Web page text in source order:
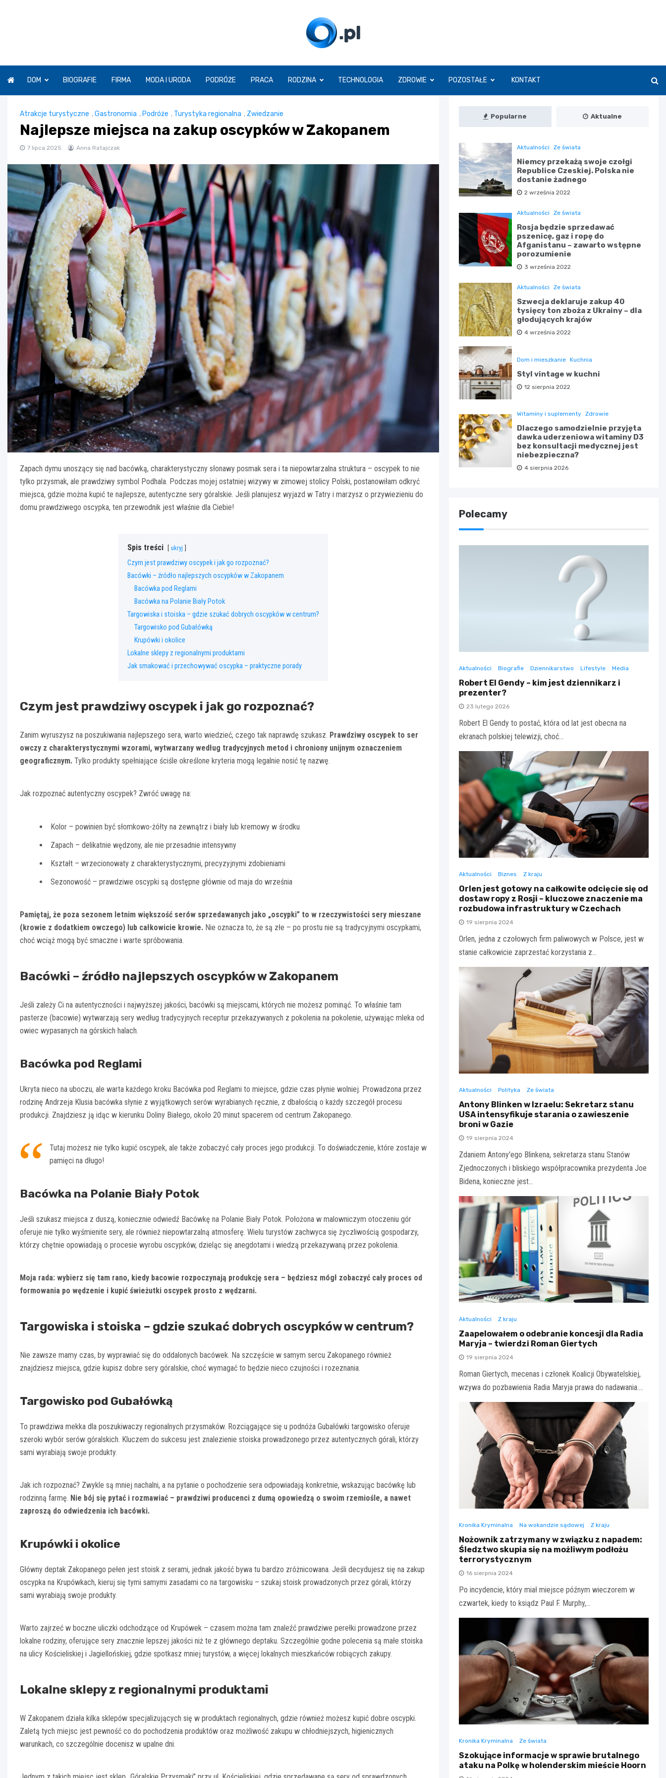
O.pl
DOM BIOGRAFIE FIRMA MODA I URODA PODRÓŻE PRACA RODZINA TECHNOLOGIA ZDROWIE POZOSTAŁE KONTAKT
Atrakcje turystyczne ,Gastronomia , Podróże , Turystyka regionalna , Zwiedzanie
Najlepsze miejsca na zakup oscypków w Zakopanem
7 lipca 2025 Anna Ratajczak
Zapach dymu unoszący się nad bacówką, charakterystyczny słonawy posmak sera i ta niepowtarzalna struktura – oscypek to nie
tylko przysmak, ale prawdziwy symbol Podhala. Podczas mojej ostatniej wizywy w zimowej stolicy Polski, postanowiłam odkryć
miejsca, gdzie można kupić te najlepsze, autentyczne sery góralskie. Jeśli planujesz wyjazd w Tatry i marzysz o przywiezieniu do
domu prawdziwego oscypka, ten przewodnik jest właśnie dla Ciebie!
Spis treści ukryj
Czym jest prawdziwy oscypek i jak go rozpoznać?
Bacówki – źródło najlepszych oscypków w Zakopanem
Bacówka pod Reglami
Bacówka na Polanie Biały Potok
Targowiska i stoiska – gdzie szukać dobrych oscypków w centrum?
Targowisko pod Gubałówką
Krupówki i okolice
Lokalne sklepy z regionalnymi produktami
Jak smakować i przechowywać oscypka – praktyczne porady
Czym jest prawdziwy oscypek i jak go rozpoznać?
Zanim wyruszysz na poszukiwania najlepszego sera, warto wiedzieć, czego tak naprawdę szukasz. Prawdziwy oscypek to ser
owczy z charakterystycznymi wzorami, wytwarzany według tradycyjnych metod i chroniony unijnym oznaczeniem
geograficznym. Tylko produkty spełniające ściśle określone kryteria mogą legalnie nosić tę nazwę.
Jak rozpoznać autentyczny oscypek? Zwróć uwagę na:
Kolor – powinien być słomkowo-żółty na zewnątrz i biały lub kremowy w środku
Zapach – delikatnie wędzony, ale nie przesadnie intensywny
Kształt – wrzecionowaty z charakterystycznymi, precyzyjnymi zdobieniami
Sezonowość – prawdziwe oscypki są dostępne głównie od maja do września
Pamiętaj, że poza sezonem letnim większość serów sprzedawanych jako „oscypki” to w rzeczywistości sery mieszane
(krowie z dodatkiem owczego) lub całkowicie krowie. Nie oznacza to, że są złe – po prostu nie są tradycyjnymi oscypkami,
choć wciąż mogą być smaczne i warte spróbowania.
Bacówki – źródło najlepszych oscypków w Zakopanem
Jeśli zależy Ci na autentyczności i najwyższej jakości, bacówki są miejscami, których nie możesz pominąć. To właśnie tam
pasterze (bacowie) wytwarzają sery według tradycyjnych receptur przekazywanych z pokolenia na pokolenie, używając mleka od
owiec wypasanych na górskich halach.
Bacówka pod Reglami
Ukryta nieco na uboczu, ale warta każdego kroku Bacówka pod Reglami to miejsce, gdzie czas płynie wolniej. Prowadzona przez
rodzinę Andrzeja Klusia bacówka słynie z wyjątkowych serów wyrabianych ręcznie, z dbałością o każdy szczegół procesu
produkcji. Znajdziesz ją idąc w kierunku Doliny Białego, około 20 minut spacerem od centrum Zakopanego.
Tutaj możesz nie tylko kupić oscypek, ale także zobaczyć cały proces jego produkcji. To doświadczenie, które zostaje w
pamięci na długo!
Bacówka na Polanie Biały Potok
Jeśli szukasz miejsca z duszą, koniecznie odwiedź Bacówkę na Polanie Biały Potok. Położona w malowniczym otoczeniu gór
oferuje nie tylko wyśmienite sery, ale również niepowtarzalną atmosferę. Wielu turystów zachwyca się życzliwością gospodarzy,
którzy chętnie opowiadają o procesie wyrobu oscypków, dzieląc się anegdotami i wiedzą przekazywaną przez pokolenia.
Moja rada: wybierz się tam rano, kiedy bacowie rozpoczynają produkcję sera – będziesz mógł zobaczyć cały proces od
formowania po wędzenie i kupić świeżutki oscypek prosto z wędzarni.
Targowiska i stoiska – gdzie szukać dobrych oscypków w centrum?
Nie zawsze mamy czas, by wyprawiać się do oddalonych bacówek. Na szczęście w samym sercu Zakopanego również
znajdziesz miejsca, gdzie kupisz dobre sery góralskie, choć wymagać to będzie nieco czujności i rozeznania.
Targowisko pod Gubałówką
To prawdziwa mekka dla poszukiwaczy regionalnych przysmaków. Rozciągające się u podnóża Gubałówki targowisko oferuje
szeroki wybór serów góralskich. Kluczem do sukcesu jest znalezienie stoiska prowadzonego przez autentycznych górali, którzy
sami wyrabiają swoje produkty.
Jak ich rozpoznać? Zwykle są mniej nachalni, a na pytanie o pochodzenie sera odpowiadają konkretnie, wskazując bacówkę lub
rodzinną farmę. Nie bój się pytać i rozmawiać – prawdziwi producenci z dumą opowiedzą o swoim rzemiośle, a nawet
zaproszą do odwiedzenia ich bacówki.
Krupówki i okolice
Główny deptak Zakopanego pełen jest stoisk z serami, jednak jakość bywa tu bardzo zróżnicowana. Jeśli decydujesz się na zakup
oscypka na Krupówkach, kieruj się tymi samymi zasadami co na targowisku – szukaj stoisk prowadzonych przez górali, którzy
sami wyrabiają swoje produkty.
Warto zajrzeć w boczne uliczki odchodzące od Krupówek – czasem można tam znaleźć prawdziwe perełki prowadzone przez
lokalne rodziny, oferujące sery znacznie lepszej jakości niż te z głównego deptaku. Szczególnie godne polecenia są małe stoiska
na ulicy Kościeliskiej i Jagiellońskiej, gdzie spotkasz mniej turystów, a więcej lokalnych mieszkańców robiących zakupy.
Lokalne sklepy z regionalnymi produktami
W Zakopanem działa kilka sklepów specjalizujących się w produktach regionalnych, gdzie również możesz kupić dobre oscypki.
Zaletą tych miejsc jest pewność co do pochodzenia produktów oraz możliwość zakupu w chłodniejszych, higienicznych
warunkach, co szczególnie docenisz w upalne dni.
Popularne Aktualne
Aktualności Ze świata
Niemcy przekażą swoje czołgi
Republice Czeskiej. Polska nie
dostanie żadnego
2 września 2022
Aktualności Ze świata
Rosja będzie sprzedawać
pszenicę, gaz i ropę do
Afganistanu – zawarto wstępne
porozumienie
3 września 2022
Aktualności Ze świata
Szwecja deklaruje zakup 40
tysięcy ton zboża z Ukrainy – dla
głodujących krajów
4 września 2022
Dom i mieszkanie Kuchnia
Styl vintage w kuchni
12 sierpnia 2022
Witaminy i suplementy Zdrowie
Dlaczego samodzielnie przyjęta
dawka uderzeniowa witaminy D3
bez konsultacji medycznej jest
niebezpieczna?
4 sierpnia 2026
Polecamy
Aktualności Biografie Dziennikarstwo Lifestyle Media
Robert El Gendy – kim jest dziennikarz i
prezenter?
23 lutego 2026
Robert El Gendy to postać, która od lat jest obecna na
ekranach polskiej telewizji, choć…
Aktualności Biznes Z kraju
Orlen jest gotowy na całkowite odcięcie się od
dostaw ropy z Rosji – kluczowe znaczenie ma
rozbudowa infrastruktury w Czechach
19 sierpnia 2024
Orlen, jedna z czołowych firm paliwowych w Polsce, jest w
stanie całkowicie zaprzestać korzystania z…
Aktualności Polityka Ze świata
Antony Blinken w Izraelu: Sekretarz stanu
USA intensyfikuje starania o zawieszenie
broni w Gazie
19 sierpnia 2024
Zdaniem Antony'ego Blinkena, sekretarza stanu Stanów
Zjednoczonych i bliskiego współpracownika prezydenta Joe
Bidena, konieczne jest…
Aktualności Z kraju
Zaapelowałem o odebranie koncesji dla Radia
Maryja – twierdzi Roman Giertych
19 sierpnia 2024
Roman Giertych, mecenas i członek Koalicji Obywatelskiej,
wzywa do pozbawienia Radia Maryja prawa do nadawania.…
Kronika Kryminalna Na wokandzie sądowej Z kraju
Nożownik zatrzymany w związku z napadem:
Śledztwo skupia się na możliwym podłożu
terrorystycznym
16 sierpnia 2024
Po incydencie, który miał miejsce późnym wieczorem w
czwartek, kiedy to ksiądz Paul F. Murphy,…
Kronika Kryminalna Ze świata
Szokujące informacje w sprawie brutalnego
ataku na Polkę w holenderskim mieście Hoorn